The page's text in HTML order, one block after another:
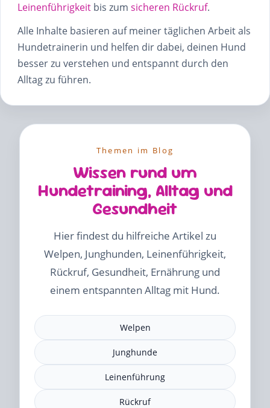
Leinenführigkeit bis zum sicheren Rückruf.
Alle Inhalte basieren auf meiner täglichen Arbeit als
Hundetrainerin und helfen dir dabei, deinen Hund
besser zu verstehen und entspannt durch den
Alltag zu führen.
Themen im Blog
Wissen rund um
Hundetraining, Alltag und
Gesundheit
Hier findest du hilfreiche Artikel zu
Welpen, Junghunden, Leinenführigkeit,
Rückruf, Gesundheit, Ernährung und
einem entspannten Alltag mit Hund.
Welpen
Junghunde
Leinenführung
Rückruf